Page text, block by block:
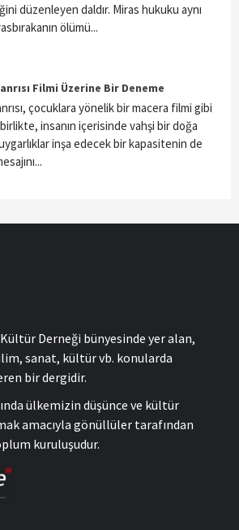
düzenleyen daldır. Miras hukuku aynı
ölümü...
Filmi Üzerine Bir Deneme
çocuklara yönelik bir macera filmi gibi
insanın içerisinde vahşi bir doğa
inşa edecek bir kapasitenin de
Derneği bünyesinde yer alan,
sanat, kültür vb. konularda
bir dergidir.
ülkemizin düşünce ve kültür
amacıyla gönüllüler tarafından
kuruluşudur.